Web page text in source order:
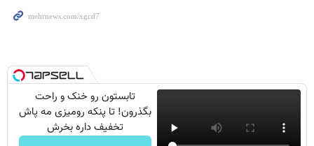
تابستون رو خنک و راحت
بگذرون! تا پنکه رومیزی مه پاش
تخفیف داره بخرش